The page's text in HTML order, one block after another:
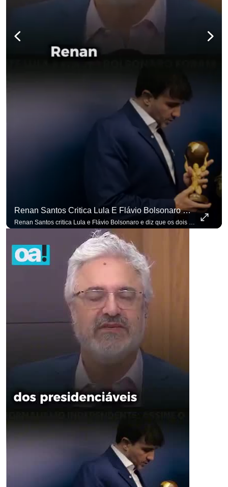
Renan Santos Critica Lula E Flávio Bolsonaro E Diz Que Os Dois São Lados Da Mesma Moeda.